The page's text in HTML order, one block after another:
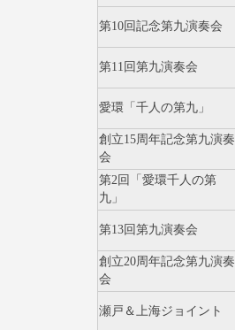
第10回記念第九演奏会
第11回第九演奏会
愛環「千人の第九」
創立15周年記念第九演奏
会
第2回「愛環千人の第
九」
第13回第九演奏会
創立20周年記念第九演奏
会
瀬戸＆上海ジョイント